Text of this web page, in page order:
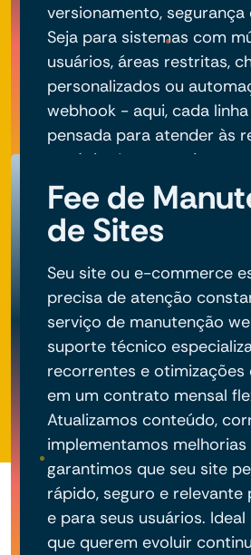
versionamento,
Seja para sistemas com
usuários, áreas restritas,
personalizados ou
webhook - aqui, cada
pensada para atender às
negócio do seu projeto.
Fee de
de Sites
Seu site ou e-commerce
precisa de atenção
serviço de manutenção
suporte técnico
recorrentes e otimizações
em um contrato mensal
Atualizamos conteúdo,
implementamos melhorias
garantimos que seu site
rápido, seguro e relevante
e para seus usuários.
que querem evoluir